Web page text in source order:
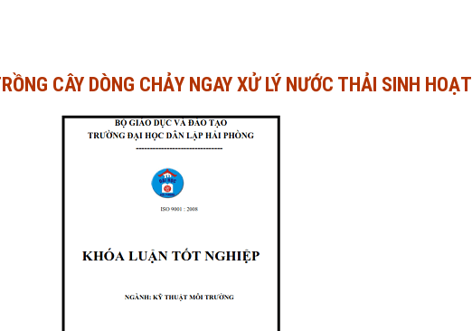
CÂY DÒNG CHẢY NGAY XỬ LÝ NƯỚC THẢI SINH HOẠT